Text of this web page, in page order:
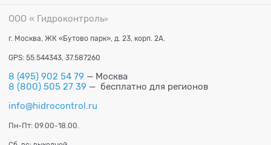
ООО « Гидроконтроль»
г. Москва, ЖК «Бутово парк», д. 23, корп. 2А.
GPS: 55.544343, 37.587260
8 (495) 902 54 79 — Москва
8 (800) 505 27 39 — бесплатно для регионов
info@hidrocontrol.ru
Пн-Пт: 09.00-18.00.